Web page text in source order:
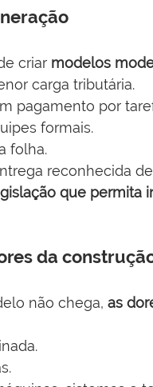
criar modelos
carga tributária.
pagamento por
formais.
folha.
reconhecida
que permita
da
não chega, as